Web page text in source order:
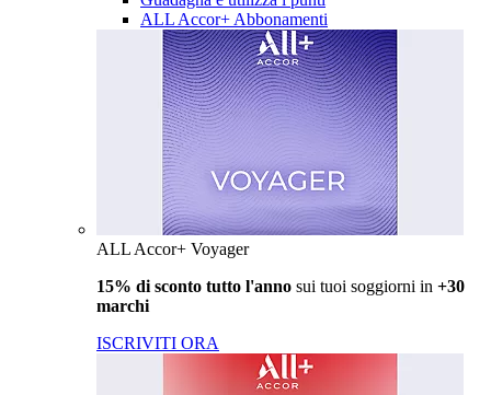
ALL Accor+ Abbonamenti
ALL Accor+ Voyager
15% di sconto tutto l'anno sui tuoi soggiorni in +30
marchi
ISCRIVITI ORA